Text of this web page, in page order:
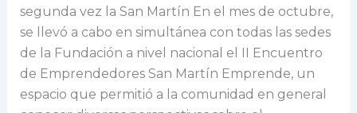
segunda vez la San Martín En el mes de octubre,
se llevó a cabo en simultánea con todas las sedes
de la Fundación a nivel nacional el II Encuentro
de Emprendedores San Martín Emprende, un
espacio que permitió a la comunidad en general